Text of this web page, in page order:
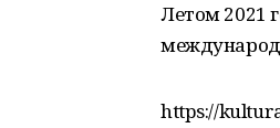
Летом 2021
https://